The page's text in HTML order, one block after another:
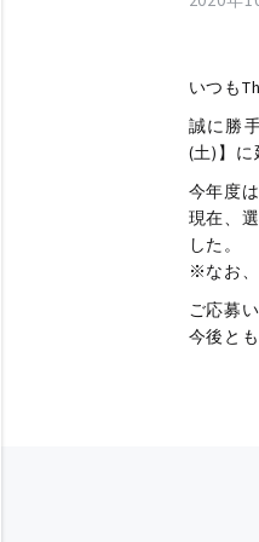
いつも
誠に勝
(土)】に
今年度
現在、
した。
※なお
ご応募
今後と